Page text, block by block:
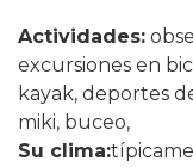
Actividades:
excursiones en
kayak, deportes
miki, buceo,
Su clima: